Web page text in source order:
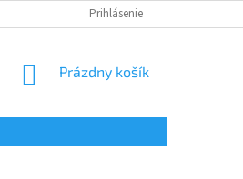
KONTAKTY
Prihlásenie
NÁKUPNÝ
Prázdny košík